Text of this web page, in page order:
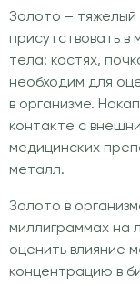
Золото –
присутствовать в
тела: костях,
необходим для
в организме.
контакте с
медицинских
металл.
Золото в
миллиграммах на
оценить влияние
концентрацию в